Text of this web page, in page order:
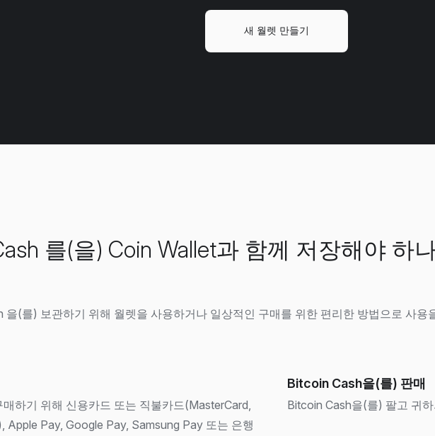
새 월렛 만들기
를(을) Coin Wallet과 함께 저장해야 하
을(를) 보관하기 위해 월렛을 사용하거나 일상적인 구매를 위한 편리한 방법으로 사용
하기 위해 신용카드 또는 직불카드(MasterCard,
Apple Pay, Google Pay, Samsung Pay 또는 은행
Bitcoin Cash을(를) 판매
Bitcoin Cash을(를) 팔고 귀